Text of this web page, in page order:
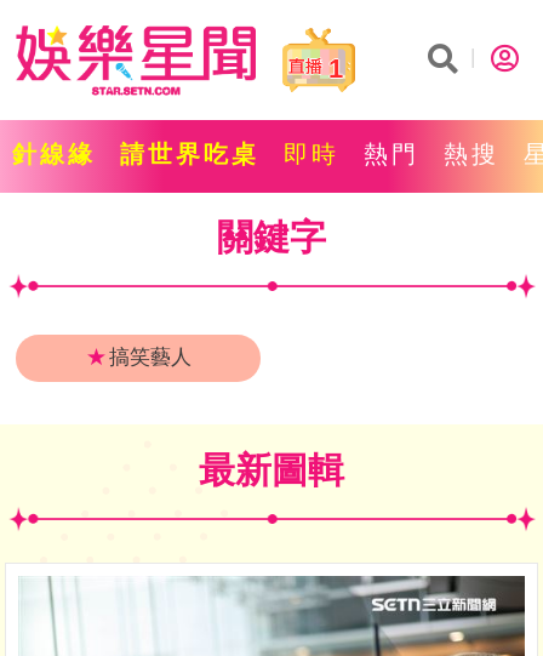
1
針線緣 請世界吃桌 即時 熱門 熱搜
關鍵字
★搞笑藝人
最新圖輯